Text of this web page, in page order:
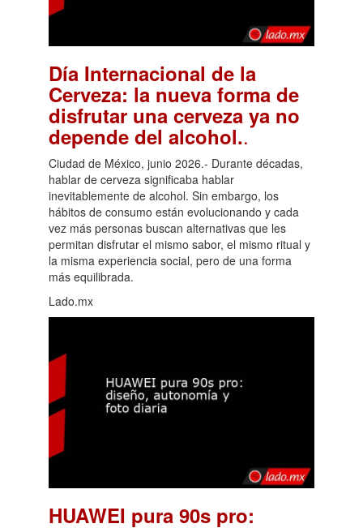
Día Internacional de la
Cerveza: la nueva forma de
disfrutar una cerveza ya no
depende del alcohol..
Ciudad de México, junio 2026.- Durante décadas,
hablar de cerveza significaba hablar
inevitablemente de alcohol. Sin embargo, los
hábitos de consumo están evolucionando y cada
vez más personas buscan alternativas que les
permitan disfrutar el mismo sabor, el mismo ritual y
la misma experiencia social, pero de una forma
más equilibrada.
Lado.mx
HUAWEI pura 90s pro: